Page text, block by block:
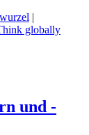
|
globally
und -